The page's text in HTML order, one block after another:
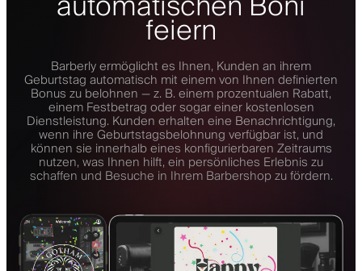
feiern
Barberly ermöglicht es Ihnen, Kunden an ihrem
Geburtstag automatisch mit einem von Ihnen definierten
Bonus zu belohnen — z. B. einem prozentualen Rabatt,
einem Festbetrag oder sogar einer kostenlosen
Dienstleistung. Kunden erhalten eine Benachrichtigung,
wenn ihre Geburtstagsbelohnung verfügbar ist, und
können sie innerhalb eines konfigurierbaren Zeitraums
nutzen, was Ihnen hilft, ein persönliches Erlebnis zu
schaffen und Besuche in Ihrem Barbershop zu fördern.